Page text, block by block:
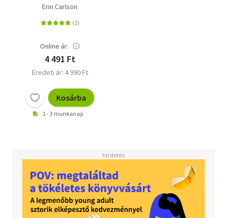
Erin Carlson
Online ár:
4 491 Ft
Eredeti ár: 4 990 Ft
Kosárba
1 - 3 munkanap